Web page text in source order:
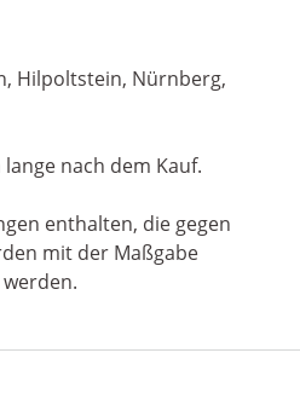
Hilpoltstein, Nürnberg,
nach dem Kauf.
enthalten, die gegen
mit der Maßgabe